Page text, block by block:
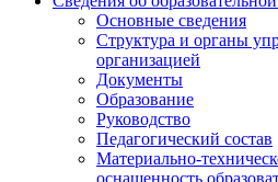
Основные сведения
Структура и органы
организацией
Документы
Образование
Руководство
Педагогический состав
Материально-